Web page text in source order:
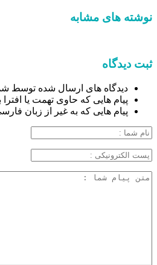
نوشته های مشابه
ثبت دیدگاه
دیدگاه های ارسال شده توسط
پیام هایی که حاوی تهمت یا
پیام هایی که به غیر از زبان